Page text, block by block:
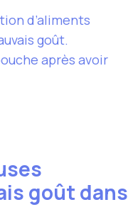
d’aliments
goût.
après avoir
goût dans